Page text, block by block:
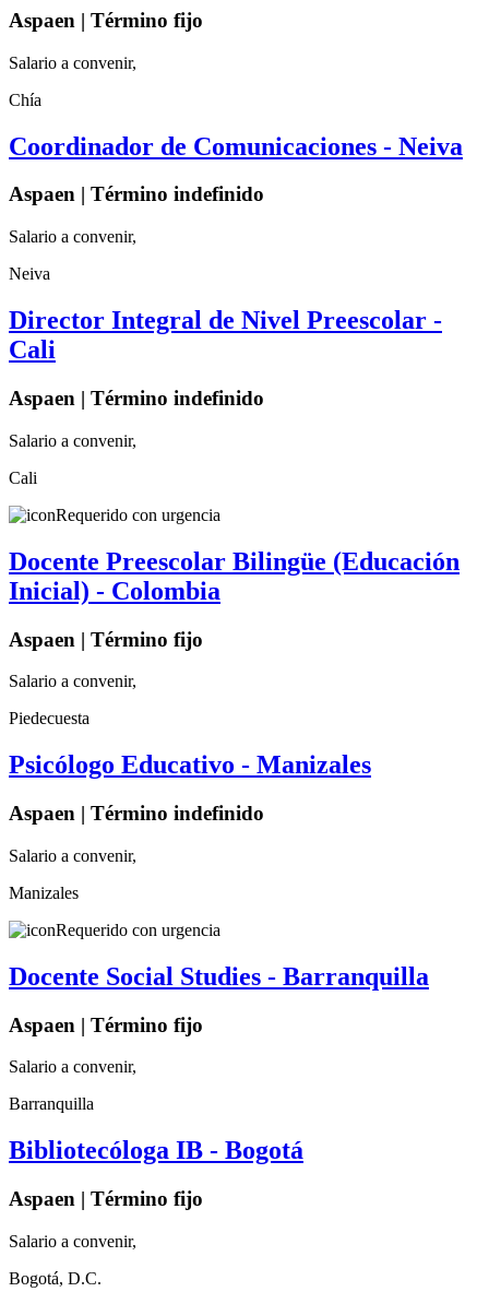
Aspaen | Término fijo
Salario a convenir,
Chía
Coordinador de Comunicaciones - Neiva
Aspaen | Término indefinido
Salario a convenir,
Neiva
Director Integral de Nivel Preescolar -
Cali
Aspaen | Término indefinido
Salario a convenir,
Cali
Requerido con urgencia
Docente Preescolar Bilingüe (Educación
Inicial) - Colombia
Aspaen | Término fijo
Salario a convenir,
Piedecuesta
Psicólogo Educativo - Manizales
Aspaen | Término indefinido
Salario a convenir,
Manizales
Requerido con urgencia
Docente Social Studies - Barranquilla
Aspaen | Término fijo
Salario a convenir,
Barranquilla
Bibliotecóloga IB - Bogotá
Aspaen | Término fijo
Salario a convenir,
Bogotá, D.C.